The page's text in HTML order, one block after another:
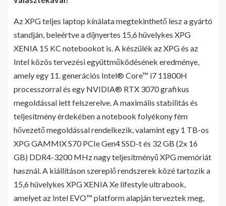
Az XPG teljes laptop kínálata megtekinthető lesz a gyártó
standján, beleértve a díjnyertes 15,6 hüvelykes XPG
XENIA 15 KC notebookot is. A készülék az XPG és az
Intel közös tervezési együttműködésének eredménye,
amely egy 11. generációs Intel® Core™ i7 11800H
processzorral és egy NVIDIA® RTX 3070 grafikus
megoldással lett felszerelve. A maximális stabilitás és
teljesítmény érdekében a notebook folyékony fém
hővezető megoldással rendelkezik, valamint egy 1 TB-os
XPG GAMMIX S70 PCIe Gen4 SSD-t és 32 GB (2x 16
GB) DDR4-3200 MHz nagy teljesítményű XPG memóriát
használ. A kiállításon szereplő rendszerek közé tartozik a
15,6 hüvelykes XPG XENIA Xe lifestyle ultrabook,
amelyet az Intel EVO™ platform alapján terveztek meg,